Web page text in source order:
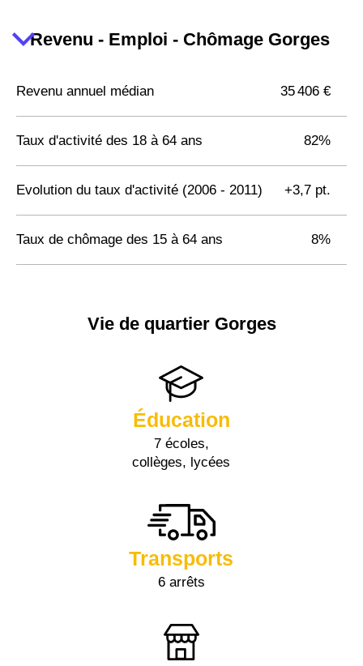
Revenu - Emploi - Chômage Gorges
Revenu annuel médian 35 406 €
Taux d'activité des 18 à 64 ans 82%
Evolution du taux d'activité (2006 - 2011) +3,7 pt.
Taux de chômage des 15 à 64 ans 8%
Vie de quartier Gorges
Éducation
7 écoles,
collèges, lycées
Transports
6 arrêts